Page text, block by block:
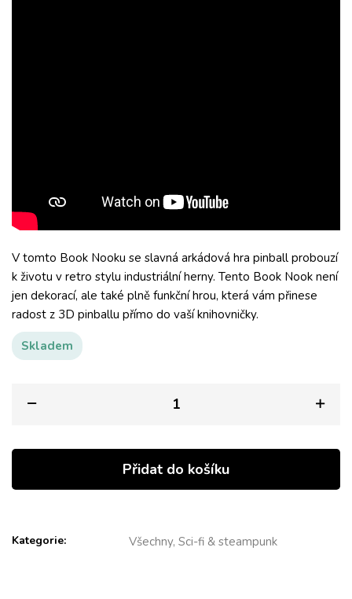
V tomto Book Nooku se slavná arkádová hra pinball probouzí
k životu v retro stylu industriální herny. Tento Book Nook není
jen dekorací, ale také plně funkční hrou, která vám přinese
radost z 3D pinballu přímo do vaší knihovničky.
Skladem
Přidat do košíku
Kategorie: Všechny, Sci-fi & steampunk